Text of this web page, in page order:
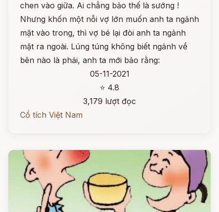
chen vào giữa. Ai chẳng bảo thế là sướng !
Nhưng khốn một nỗi vợ lớn muốn anh ta ngảnh
mặt vào trong, thì vợ bé lại đòi anh ta ngảnh
mặt ra ngoài. Lúng túng không biết ngảnh về
bên nào là phải, anh ta mới bảo rằng:
05-11-2021
⭐ 4.8
3,179 lượt đọc
Cổ tích Việt Nam